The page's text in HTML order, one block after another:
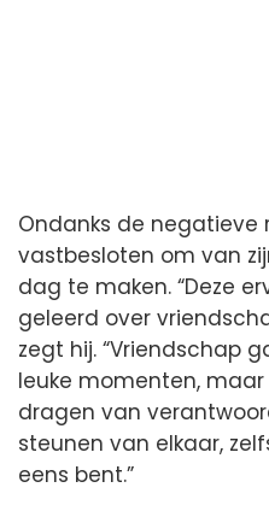
Ondanks de negatieve
vastbesloten om van
dag te maken. “Deze
geleerd over
zegt hij. “Vriendschap
leuke momenten,
dragen van
steunen van elkaar,
eens bent.”